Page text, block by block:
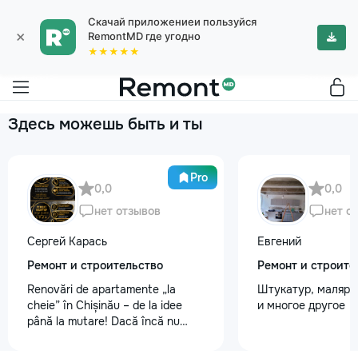
×
Скачай приложениеи пользуйся
RemontMD где угодно
★★★★★
Здесь можешь быть и ты
Pro
0,0
нет отзывов
Сергей Карась
Ремонт и строительство
Renovări de apartamente „la
cheie” în Chișinău – de la idee
până la mutare! Dacă încă nu
0,0
нет
Евгений
Ремонт и
Штукатур, маляр ,
и многое другое